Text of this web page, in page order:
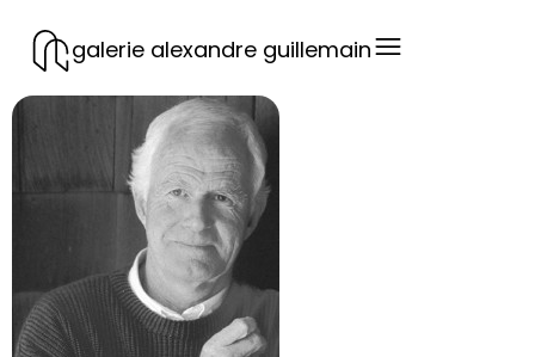
galerie alexandre guillemain